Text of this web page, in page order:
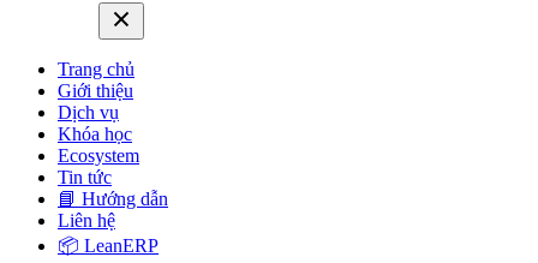
Trang chủ
Giới thiệu
Dịch vụ
Khóa học
Ecosystem
Tin tức
📘 Hướng dẫn
Liên hệ
📦 LeanERP